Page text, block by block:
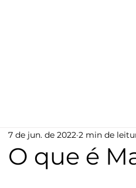
O que é
7 de jun. de 2022 2 min de